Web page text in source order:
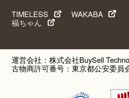
TIMELESS WAKABA
福ちゃん
運営会社：株式会社BuySell
古物商許可番号：東京都公安委員